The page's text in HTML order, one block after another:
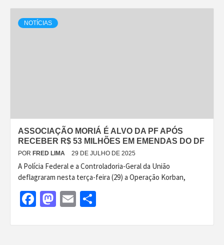
NOTÍCIAS
ASSOCIAÇÃO MORIÁ É ALVO DA PF APÓS
RECEBER R$ 53 MILHÕES EM EMENDAS DO DF
POR FRED LIMA 29 DE JULHO DE 2025
A Polícia Federal e a Controladoria-Geral da União
deflagraram nesta terça-feira (29) a Operação Korban,
Facebook
Mastodon
Email